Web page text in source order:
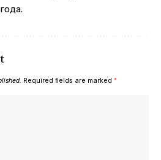
Required fields are marked *